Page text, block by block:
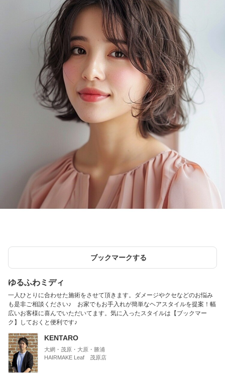
ブックマークする
ゆるふわミディ
一人ひとりに合わせた施術をさせて頂きます。ダメージやクセなどのお悩み
も是非ご相談ください♪ お家でもお手入れが簡単なヘアスタイルを提案！幅
広いお客様に喜んでいただいてます。気に入ったスタイルは【ブックマー
ク】しておくと便利です♪
KENTARO
大網・茂原・大原・勝浦
HAIRMAKE Leaf 茂原店